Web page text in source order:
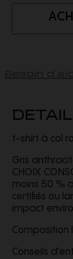
t-shirt à col
Gris
CHOIX
moins 50 %
certifiés ou
impact
Composition
Conseils